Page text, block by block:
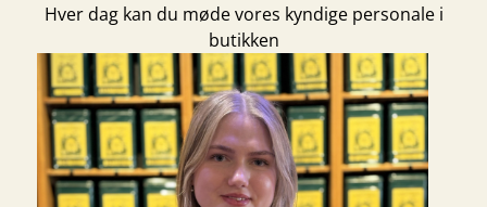
Hver dag kan du møde vores kyndige personale i
butikken